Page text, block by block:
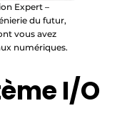
Expert –
du futur,
vous avez
numériques.
I/O